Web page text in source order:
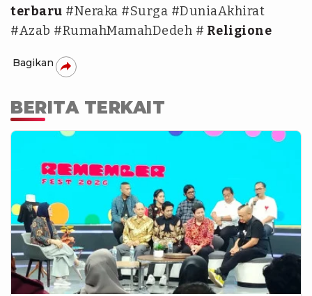
terbaru #Neraka #Surga #DuniaAkhirat
#Azab #RumahMamahDedeh # Religione
Bagikan
BERITA TERKAIT